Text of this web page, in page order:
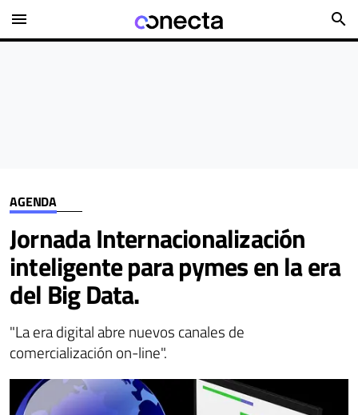
menu search
AGENDA
Jornada Internacionalización
inteligente para pymes en la era
del Big Data.
"La era digital abre nuevos canales de
comercialización on-line".